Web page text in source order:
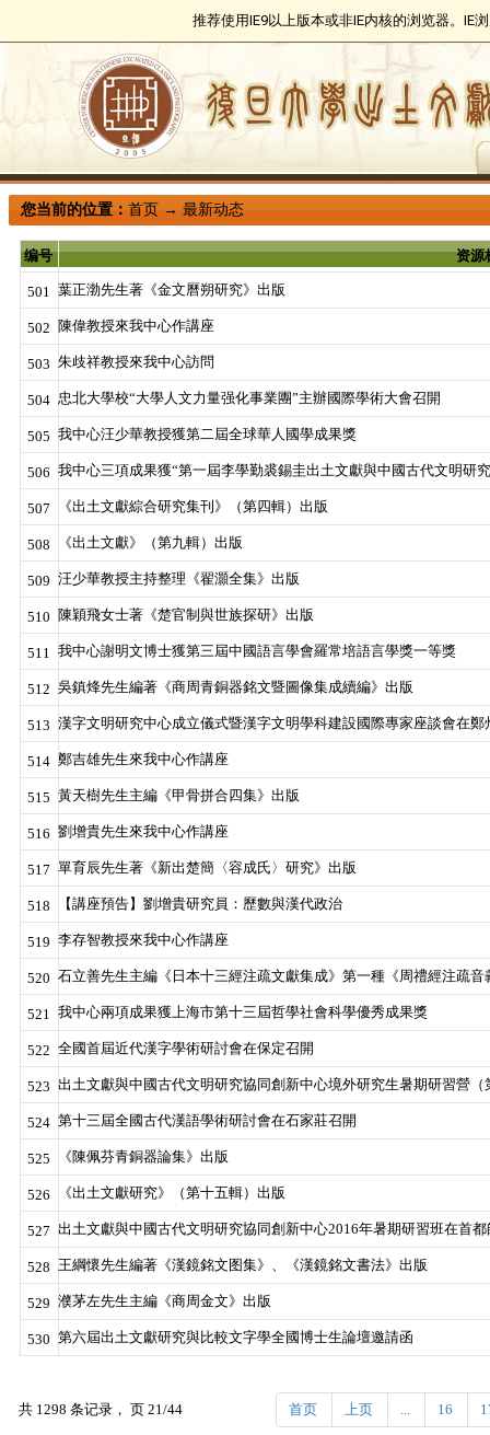
推荐使用IE9以上版本或非IE内核的浏览器。IE
您当前的位置：首页 →最新动态
编号 资源
501 葉正渤先生著《金文曆朔研究》出版
502 陳偉教授來我中心作講座
503 朱歧祥教授來我中心訪問
504 忠北大學校“大學人文力量强化事業團”主辦國際學術大會召開
505 我中心汪少華教授獲第二屆全球華人國學成果獎
506 我中心三項成果獲“第一屆李學勤裘錫圭出土文獻與中國古代文明研
507 《出土文獻綜合研究集刊》（第四輯）出版
508 《出土文獻》（第九輯）出版
509 汪少華教授主持整理《翟灝全集》出版
510 陳穎飛女士著《楚官制與世族探研》出版
511 我中心謝明文博士獲第三屆中國語言學會羅常培語言學獎一等獎
512 吳鎮烽先生編著《商周青銅器銘文暨圖像集成續編》出版
513 漢字文明研究中心成立儀式暨漢字文明學科建設國際專家座談會在鄭
514 鄭吉雄先生來我中心作講座
515 黃天樹先生主編《甲骨拼合四集》出版
516 劉增貴先生來我中心作講座
517 單育辰先生著《新出楚簡〈容成氏〉研究》出版
518 【講座預告】劉增貴研究員：歷數與漢代政治
519 李存智教授來我中心作講座
520 石立善先生主編《日本十三經注疏文獻集成》第一種《周禮經注疏音
521 我中心兩項成果獲上海市第十三屆哲學社會科學優秀成果獎
522 全國首屆近代漢字學術研討會在保定召開
523 出土文獻與中國古代文明研究協同創新中心境外研究生暑期研習營
524 第十三屆全國古代漢語學術研討會在石家莊召開
525 《陳佩芬青銅器論集》出版
526 《出土文獻研究》（第十五輯）出版
527 出土文獻與中國古代文明研究協同創新中心2016年暑期研習班在首
528 王綱懷先生編著《漢鏡銘文图集》、《漢鏡銘文書法》出版
529 濮茅左先生主編《商周金文》出版
530 第六屆出土文獻研究與比較文字學全國博士生論壇邀請函
共 1298 条记录， 页 21/44 首页 上页 ... 16